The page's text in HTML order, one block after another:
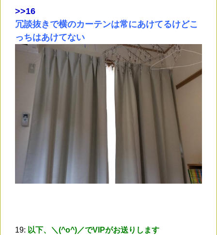
>>16
冗談抜きで横のカーテンは常にあけてるけどこ
っちはあけてない
19: 以下、＼(^o^)／でVIPがお送りします